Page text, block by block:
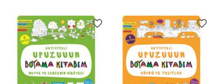
favorite_border favorite_border